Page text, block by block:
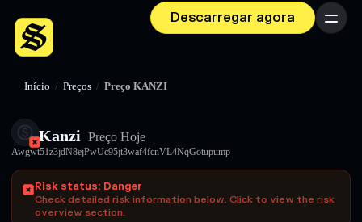
Descarregar agora Menu
Início / Preços / Preço KANZI
Kanzi Preço Hoje
Awgwt51z3jdN8ejPwUc95jt3waf4fcnVL4NqGotupump
Risk status: Danger
Check detailed risk information below. Click to view the risk
overview section.